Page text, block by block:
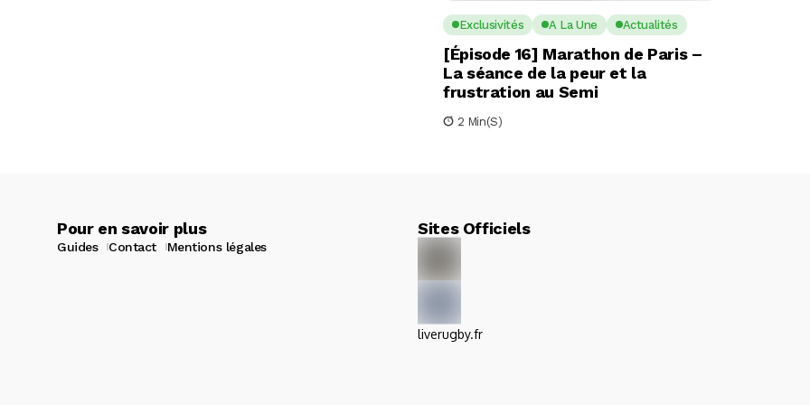
Exclusivités A La Une Actualités
[Épisode 16] Marathon de Paris –
La séance de la peur et la
frustration au Semi
2 Min(s)
Pour en savoir plus
Guides Contact Mentions légales
Sites Officiels
liverugby.fr